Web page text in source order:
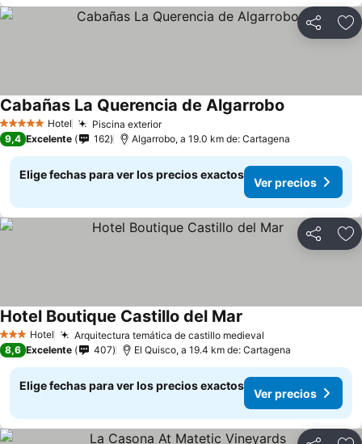
Compartir
5 Estrellas Hotel Piscina exteriorVer precios
Cabañas La Querencia de Algarrobo
9,4 Excelente 162 Algarrobo, a 19.0 km de: Cartagena
Elige fechas para ver los precios exactos
Ver precios
Compartir
3 Estrellas
Hotel Arquitectura temática de castillo medieval
Hotel Boutique Castillo del Mar
8,6 Excelente 407 El Quisco, a 19.4 km de: Cartagena
Elige fechas para ver los precios exactos
Ver precios